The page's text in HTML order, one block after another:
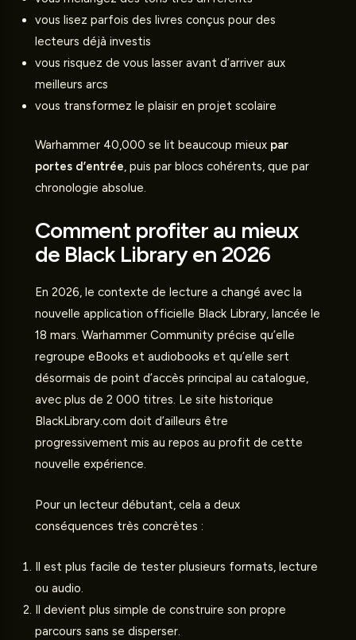
vous lisez parfois des livres conçus pour des
lecteurs déjà investis
vous risquez de vous lasser avant d’arriver aux
meilleurs arcs
vous transformez le plaisir en projet scolaire
Warhammer 40,000 se lit beaucoup mieux par
portes d’entrée, puis par blocs cohérents, que par
chronologie absolue.
Comment profiter au mieux
de Black Library en 2026
En 2026, le contexte de lecture a changé avec la
nouvelle application officielle Black Library, lancée le
18 mars. Warhammer Community précise qu’elle
regroupe eBooks et audiobooks et qu’elle sert
désormais de point d’accès principal au catalogue,
avec plus de 2 000 titres. Le site historique
BlackLibrary.com doit d’ailleurs être
progressivement mis au repos au profit de cette
nouvelle expérience.
Pour un lecteur débutant, cela a deux
conséquences très concrètes :
Il est plus facile de tester plusieurs formats, lecture
ou audio.
Il devient plus simple de construire son propre
parcours sans se disperser.